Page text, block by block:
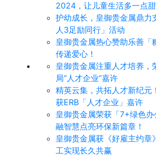
2024，让儿童生活多一点甜
护幼成长，皇御贵金属鼎力
人3足励同行」活动
皇御贵金属热心赞助乐善「
传递爱心！
皇御贵金属注重人才培养，
局“人才企业”嘉许
精英云集，共拓人才新纪元
获ERB「人才企业」嘉许
皇御贵金属荣获「7+绿色
融智慧点亮环保新篇章！
皇御贵金属获《好雇主约章
工实现长久共赢